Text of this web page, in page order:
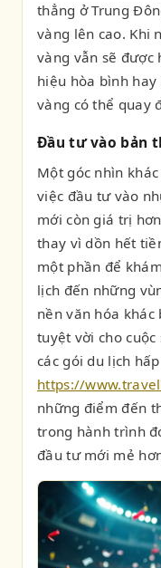
thẳng ở Trung
vàng lên cao. Khi
vàng vẫn sẽ được
hiệu hòa bình
vàng có thể quay
Đầu tư vào bản
Một góc nhìn
việc đầu tư vào
mới còn giá trị
thay vì dồn hết
một phần để
lịch đến những
nền văn hóa
tuyệt vời cho
các gói du lịch
https://
những điểm đến
trong hành trình
đầu tư mới mẻ